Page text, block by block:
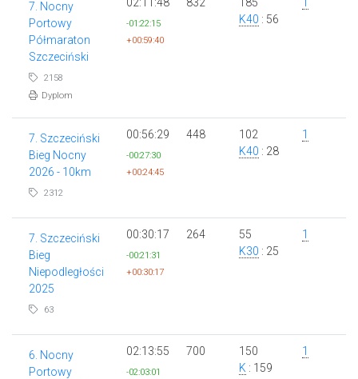
7. Nocny
Portowy
Półmaraton
Szczeciński
2158
Dyplom
-01:22:15
+00:59:40
K40 : 56
7. Szczeciński
Bieg Nocny
2026 - 10km
2312
00:56:29
-00:27:30
+00:24:45
448
102
K40 : 28
1
7. Szczeciński
Bieg
Niepodległości
2025
63
00:30:17
-00:21:31
+00:30:17
264
55
K30 : 25
1
6. Nocny
Portowy
02:13:55
-02:03:01
700
150
K : 159
1